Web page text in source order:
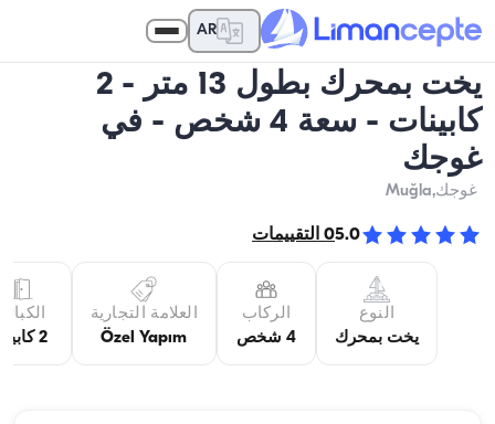
AR
يخت بمحرك بطول 13 متر - 2
كابينات - سعة 4 شخص - في
غوجك
غوجك,Muğla
5.0
0 التقييمات
النوع
يخت بمحرك
الركاب
4 شخص
العلامة التجارية
Özel Yapım
2 كابينة